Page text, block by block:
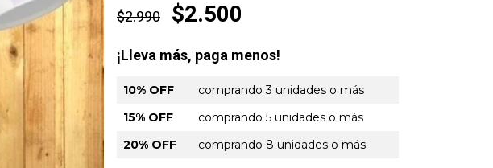
$2.990 $2.500
¡Lleva más, paga menos!
10% OFF
comprando 3 unidades o más
15% OFF
comprando 5 unidades o más
20% OFF
comprando 8 unidades o más